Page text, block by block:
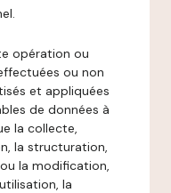
opération ou
ou non
et appliquées
de données à
la collecte,
la structuration,
la modification,
la